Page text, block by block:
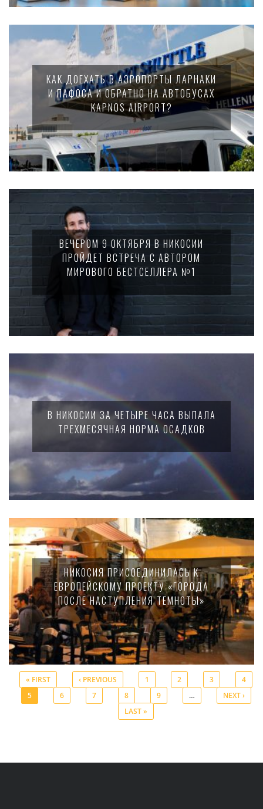
КАК ДОЕХАТЬ В АЭРОПОРТЫ ЛАРНАКИ
И ПАФОСА И ОБРАТНО НА АВТОБУСАХ
KAPNOS AIRPORT?
ВЕЧЕРОМ 9 ОКТЯБРЯ В НИКОСИИ
ПРОЙДЕТ ВСТРЕЧА С АВТОРОМ
МИРОВОГО БЕСТСЕЛЛЕРА №1
В НИКОСИИ ЗА ЧЕТЫРЕ ЧАСА ВЫПАЛА
ТРЕХМЕСЯЧНАЯ НОРМА ОСАДКОВ
НИКОСИЯ ПРИСОЕДИНИЛАСЬ К
ЕВРОПЕЙСКОМУ ПРОЕКТУ «ГОРОДА
ПОСЛЕ НАСТУПЛЕНИЯ ТЕМНОТЫ»
Pages
« FIRST ‹ PREVIOUS 1 2 3
4
5
6 7 8 9 …
NEXT ›
LAST »